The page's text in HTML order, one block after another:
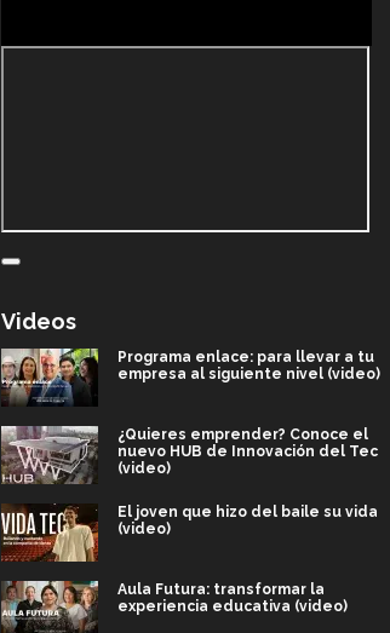
Videos
Programa enlace: para llevar a tu
empresa al siguiente nivel (video)
¿Quieres emprender? Conoce el
nuevo HUB de Innovación del Tec
(video)
El joven que hizo del baile su vida
(video)
Aula Futura: transformar la
experiencia educativa (video)